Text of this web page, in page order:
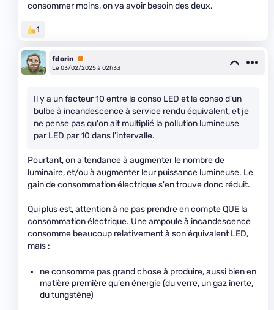
consommer moins, on va avoir besoin des deux.
1
fdorin
Premium
Le 03/02/2025 à 02h33
Il y a un facteur 10 entre la conso LED et la conso d'un
bulbe à incandescence à service rendu équivalent, et je
ne pense pas qu'on ait multiplié la pollution lumineuse
par LED par 10 dans l'intervalle.
Pourtant, on a tendance à augmenter le nombre de
luminaire, et/ou à augmenter leur puissance lumineuse. Le
gain de consommation électrique s'en trouve donc réduit.
Qui plus est, attention à ne pas prendre en compte QUE la
consommation électrique. Une ampoule à incandescence
consomme beaucoup relativement à son équivalent LED,
mais :
ne consomme pas grand chose à produire, aussi bien en
matière première qu'en énergie (du verre, un gaz inerte,
du tungstène)